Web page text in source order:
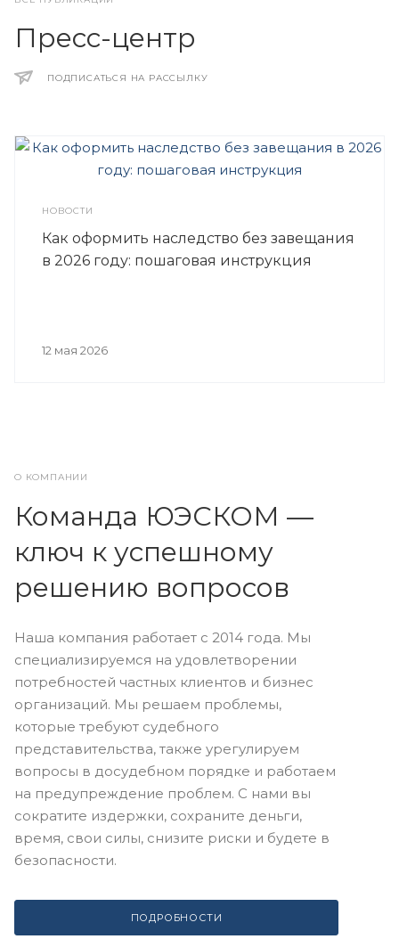
Пресс-центр
ПОДПИСАТЬСЯ НА РАССЫЛКУ
НОВОСТИ
Как оформить наследство без завещания
в 2026 году: пошаговая инструкция
12 мая 2026
О КОМПАНИИ
Команда ЮЭСКОМ —
ключ к успешному
решению вопросов
Наша компания работает с 2014 года. Мы
специализируемся на удовлетворении
потребностей частных клиентов и бизнес
организаций. Мы решаем проблемы,
которые требуют судебного
представительства, также урегулируем
вопросы в досудебном порядке и работаем
на предупреждение проблем. С нами вы
сократите издержки, сохраните деньги,
время, свои силы, снизите риски и будете в
безопасности.
ПОДРОБНОСТИ